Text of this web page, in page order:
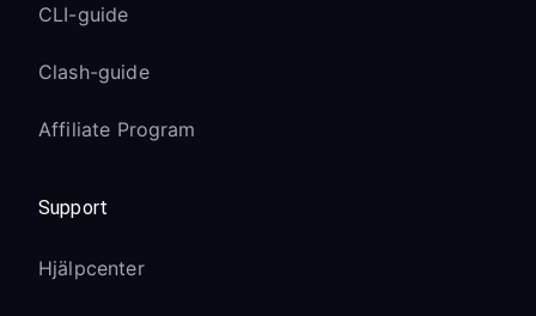
CLI-guide
Clash-guide
Affiliate Program
Support
Hjälpcenter